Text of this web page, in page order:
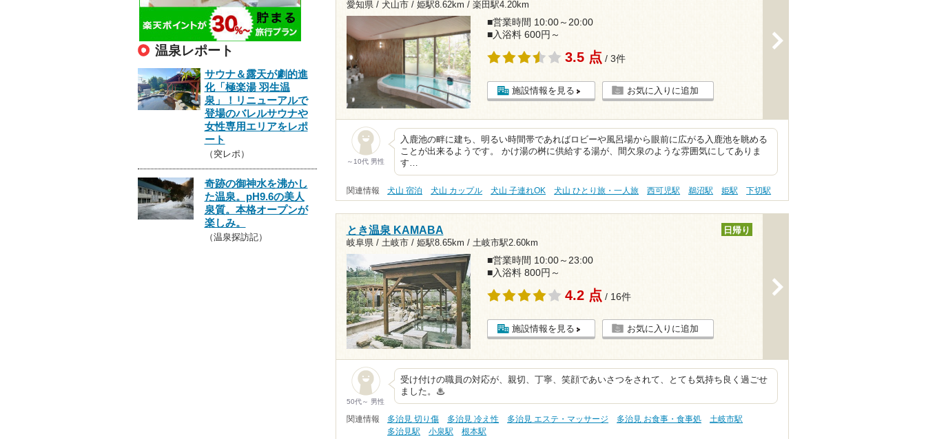
愛知県 / 犬山市 / 姫駅8.62km / 楽田駅4.20km
■営業時間 10:00～20:00
■入浴料 600円～
3.5 点 / 3件
施設情報を見る お気に入りに追加
～10代 男性
入鹿池の畔に建ち、明るい時間帯であればロビーや風呂場から眼前に広がる入鹿池を眺める
ことが出来るようです。 かけ湯の桝に供給する湯が、間欠泉のような雰囲気にしてありま
す…
関連情報 犬山 宿泊 犬山 カップル 犬山 子連れOK 犬山 ひとり旅・一人旅 西可児駅 鵜沼駅 姫駅 下切駅
とき温泉 KAMABA
岐阜県 / 土岐市 / 姫駅8.65km / 土岐市駅2.60km
日帰り
■営業時間 10:00～23:00
■入浴料 800円～
4.2 点 / 16件
施設情報を見る お気に入りに追加
50代～ 男性
受け付けの職員の対応が、親切、丁寧、笑顔であいさつをされて、とても気持ち良く過ごせ
ました。♨
関連情報 多治見 切り傷 多治見 冷え性 多治見 エステ・マッサージ 多治見 お食事・食事処
土岐市駅
多治見駅
小泉駅 根本駅
温泉レポート
サウナ＆露天が劇的進
化「極楽湯 羽生温
泉」！リニューアルで
登場のバレルサウナや
女性専用エリアをレポ
ート
（突レポ）
奇跡の御神水を沸かし
た温泉。pH9.6の美人
泉質。本格オープンが
楽しみ。
（温泉探訪記）